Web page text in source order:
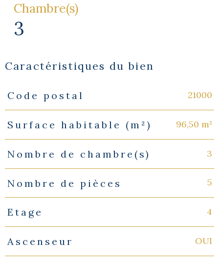
Chambre(s)
3
Caractéristiques du bien
Caractéristiques Valeurs
Code postal 21000
Surface habitable (m²) 96,50 m²
Nombre de chambre(s) 3
Nombre de pièces 5
Etage 4
Ascenseur OUI